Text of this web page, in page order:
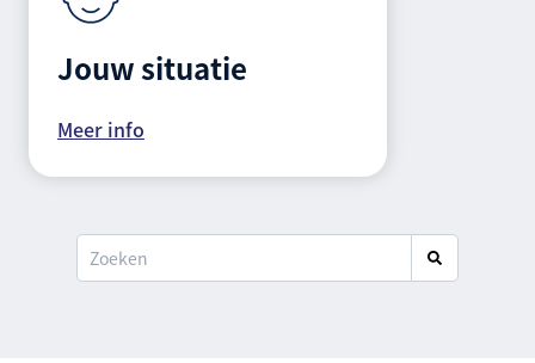
Jouw situatie
Meer info